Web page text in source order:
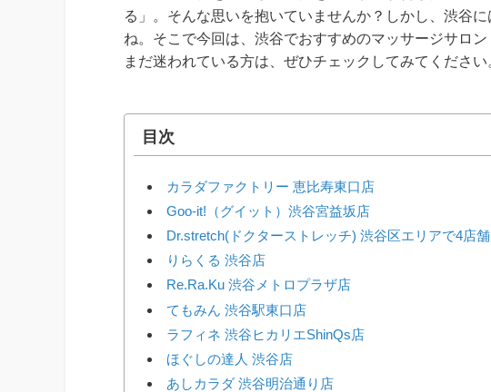
る」。そんな思いを抱いていませんか？しかし、渋谷
ね。そこで今回は、渋谷でおすすめのマッサージサロ
まだ迷われている方は、ぜひチェックしてみてください
目次
カラダファクトリー 恵比寿東口店
Goo-it!（グイット）渋谷宮益坂店
Dr.stretch(ドクターストレッチ) 渋谷区エリアで4店舗
りらくる 渋谷店
Re.Ra.Ku 渋谷メトロプラザ店
てもみん 渋谷駅東口店
ラフィネ 渋谷ヒカリエShinQs店
ほぐしの達人 渋谷店
あしカラダ 渋谷明治通り店